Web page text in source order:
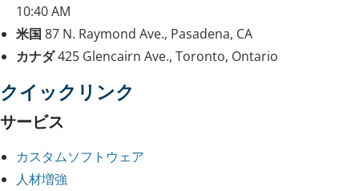
10:40 AM
米国 87 N. Raymond Ave., Pasadena, CA
カナダ425 Glencairn Ave., Toronto, Ontario
クイックリンク
サービス
カスタムソフトウェア
人材増強